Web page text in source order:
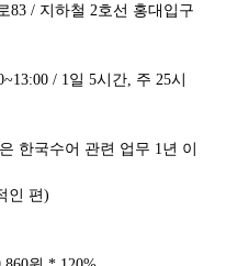
83 / 지하철 2호선 홍대입구
/ 1 일5시간 주 25시
한국수어 관련 업무 1 년 이
인 편)